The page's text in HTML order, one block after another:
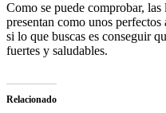
Como se puede comprobar,
presentan como unos
si lo que buscas es conseguir
fuertes y saludables.
Relacionado